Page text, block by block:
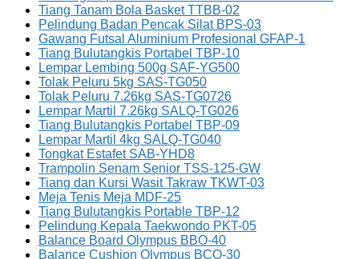
Tiang Tanam Bola Basket TTBB-02
Pelindung Badan Pencak Silat BPS-03
Gawang Futsal Aluminium Profesional GFAP-1
Tiang Bulutangkis Portabel TBP-10
Lempar Lembing 500g SAF-YG500
Tolak Peluru 5kg SAS-TG050
Tolak Peluru 7.26kg SAS-TG0726
Lempar Martil 7.26kg SALQ-TG026
Tiang Bulutangkis Portabel TBP-09
Lempar Martil 4kg SALQ-TG040
Tongkat Estafet SAB-YHD8
Trampolin Senam Senior TSS-125-GW
Tiang dan Kursi Wasit Takraw TKWT-03
Meja Tenis Meja MDF-25
Tiang Bulutangkis Portable TBP-12
Pelindung Kepala Taekwondo PKT-05
Balance Board Olympus BBO-40
Balance Cushion Olympus BCO-30